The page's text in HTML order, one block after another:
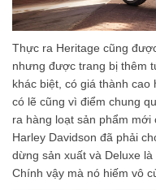
Thực ra Heritage cũng
nhưng được trang bị thêm
khác biệt, có giá thành cao
có lẽ cũng vì điểm chung
ra hàng loạt sản phẩm mới
Harley Davidson đã phải
dừng sản xuất và Deluxe
Chính vậy mà nó hiếm vô